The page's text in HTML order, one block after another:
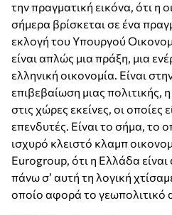
την πραγματική εικόνα, ότι η
σήμερα βρίσκεται σε ένα
εκλογή του Υπουργού
είναι απλώς μια πράξη, μια
ελληνική οικονομία. Είναι
επιβεβαίωση μιας πολιτικής,
στις χώρες εκείνες, οι οποίες
επενδυτές. Είναι το σήμα, το
ισχυρό κλειστό κλαμπ
Eurogroup, ότι η Ελλάδα
πάνω σ’ αυτή τη λογική
οποίο αφορά το